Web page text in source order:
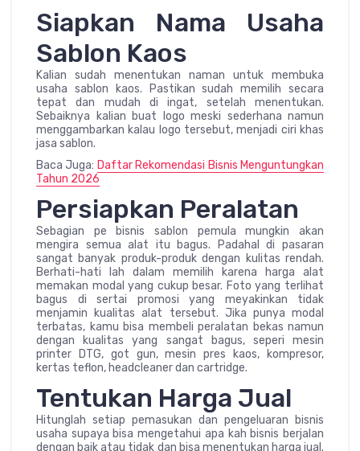
Siapkan Nama Usaha
Sablon Kaos
Kalian sudah menentukan naman untuk membuka
usaha sablon kaos. Pastikan sudah memilih secara
tepat dan mudah di ingat, setelah menentukan.
Sebaiknya kalian buat logo meski sederhana namun
menggambarkan kalau logo tersebut, menjadi ciri khas
jasa sablon.
Baca Juga: Daftar Rekomendasi Bisnis Menguntungkan
Tahun 2026
Persiapkan Peralatan
Sebagian pe bisnis sablon pemula mungkin akan
mengira semua alat itu bagus. Padahal di pasaran
sangat banyak produk-produk dengan kulitas rendah.
Berhati-hati lah dalam memilih karena harga alat
memakan modal yang cukup besar. Foto yang terlihat
bagus di sertai promosi yang meyakinkan tidak
menjamin kualitas alat tersebut. Jika punya modal
terbatas, kamu bisa membeli peralatan bekas namun
dengan kualitas yang sangat bagus, seperi mesin
printer DTG, got gun, mesin pres kaos, kompresor,
kertas teflon, headcleaner dan cartridge.
Tentukan Harga Jual
Hitunglah setiap pemasukan dan pengeluaran bisnis
usaha supaya bisa mengetahui apa kah bisnis berjalan
dengan baik atau tidak dan bisa menentukan harga jual.